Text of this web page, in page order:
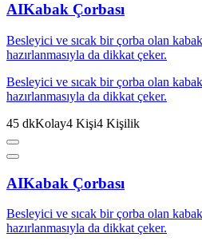
AIKabak Çorbası
Besleyici ve sıcak bir çorba olan
hazırlanmasıyla da dikkat çeker.
Besleyici ve sıcak bir çorba olan
hazırlanmasıyla da dikkat çeker.
45 dkKolay4 Kişi4 Kişilik
AIKabak Çorbası
Besleyici ve sıcak bir çorba olan
hazırlanmasıyla da dikkat çeker.